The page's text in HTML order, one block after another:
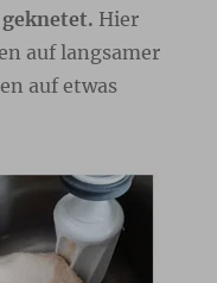
Hier
auf langsamer
auf etwas